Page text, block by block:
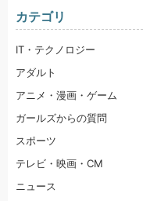
カテゴリ
IT・テクノロジー
アダルト
アニメ・漫画・ゲーム
ガールズからの質問
スポーツ
テレビ・映画・CM
ニュース